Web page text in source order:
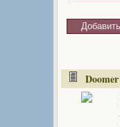
Doomer